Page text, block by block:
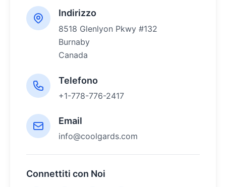
Indirizzo
8518 Glenlyon Pkwy #132
Burnaby
Canada
Telefono
+1-778-776-2417
Email
info@coolgards.com
Connettiti con Noi